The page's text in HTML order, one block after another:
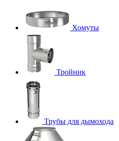
Хомуты
Тройник
Трубы для дымохода